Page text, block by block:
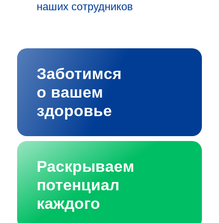
наших сотрудников
Заботимся
о вашем
здоровье
Раскрываем
потенциал
каждого